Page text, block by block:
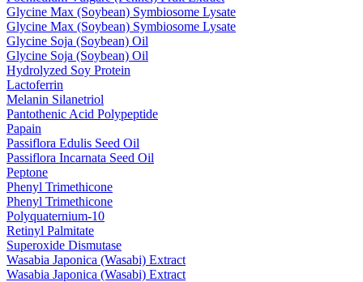
Glycine Max (Soybean) Symbiosome Lysate
Glycine Max (Soybean) Symbiosome Lysate
Glycine Soja (Soybean) Oil
Glycine Soja (Soybean) Oil
Hydrolyzed Soy Protein
Lactoferrin
Melanin Silanetriol
Pantothenic Acid Polypeptide
Papain
Passiflora Edulis Seed Oil
Passiflora Incarnata Seed Oil
Peptone
Phenyl Trimethicone
Phenyl Trimethicone
Polyquaternium-10
Retinyl Palmitate
Superoxide Dismutase
Wasabia Japonica (Wasabi) Extract
Wasabia Japonica (Wasabi) Extract